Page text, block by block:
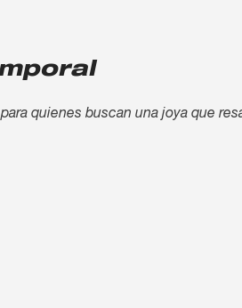
quienes buscan una joya que